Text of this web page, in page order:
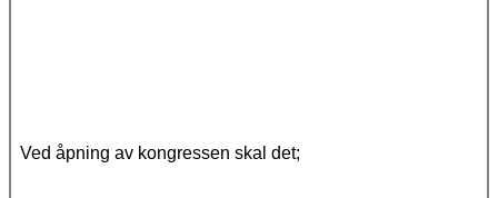
Ved åpning av kongressen skal det;